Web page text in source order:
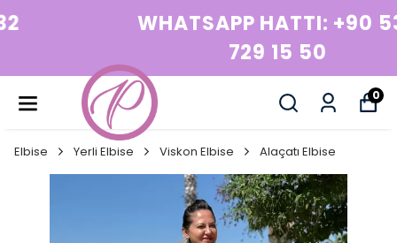
WHATSAPP HATTI: +90 532
729 15 50
0
Elbise Yerli Elbise Viskon Elbise Alaçatı Elbise